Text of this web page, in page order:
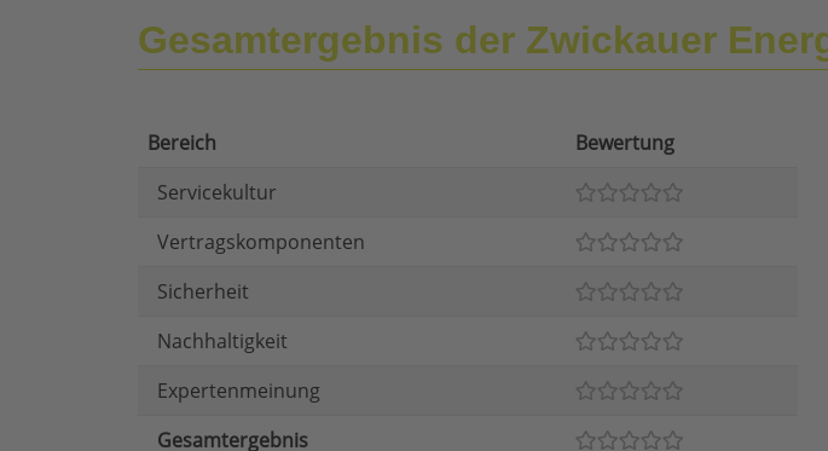
Gesamtergebnis der Zwickauer
Bereich
Bewertung
Servicekultur
Vertragskomponenten
Sicherheit
Nachhaltigkeit
Expertenmeinung
Gesamtergebnis